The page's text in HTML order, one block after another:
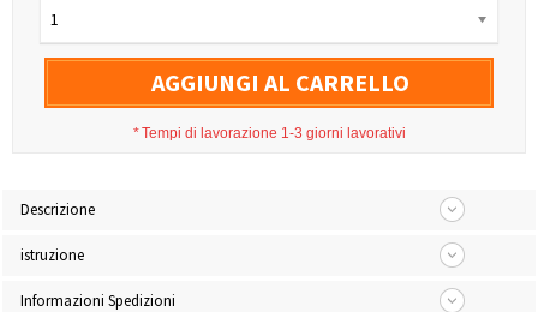
1
AGGIUNGI AL CARRELLO
*Tempi di lavorazione 1-3 giorni lavorativi
Descrizione
istruzione
Informazioni Spedizioni